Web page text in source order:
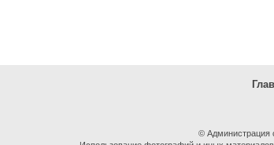
© Администрация